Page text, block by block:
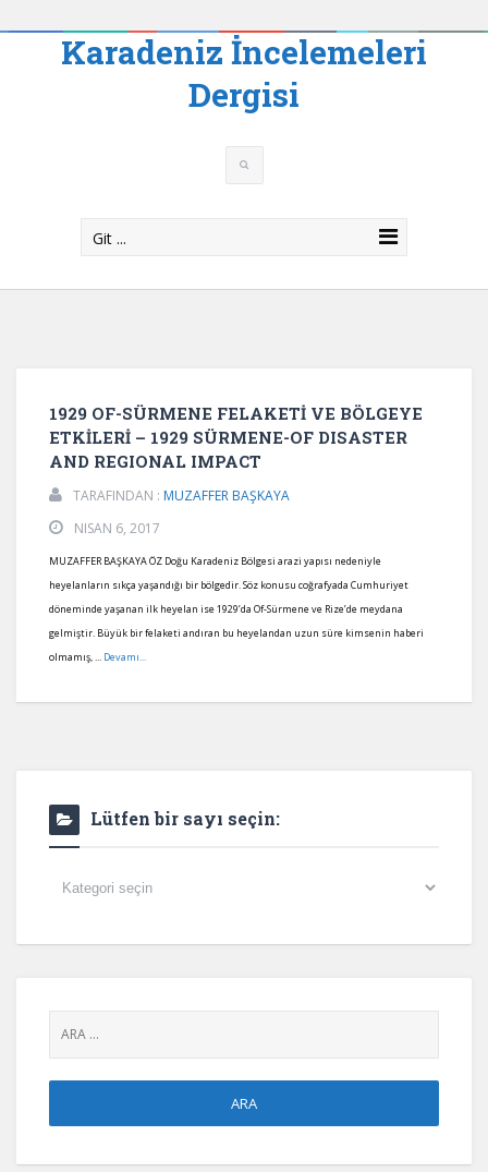
Karadeniz İncelemeleri
Dergisi
Git ...
1929 OF-SÜRMENE FELAKETİ VE BÖLGEYE
ETKİLERİ – 1929 SÜRMENE-OF DISASTER
AND REGIONAL IMPACT
TARAFINDAN : MUZAFFER BAŞKAYA
NISAN 6, 2017
MUZAFFER BAŞKAYA ÖZ Doğu Karadeniz Bölgesi arazi yapısı nedeniyle
heyelanların sıkça yaşandığı bir bölgedir. Söz konusu coğrafyada Cumhuriyet
döneminde yaşanan ilk heyelan ise 1929’da Of-Sürmene ve Rize’de meydana
gelmiştir. Büyük bir felaketi andıran bu heyelandan uzun süre kimsenin haberi
olmamış, ... Devamı...
Lütfen bir sayı seçin:
Lütfen